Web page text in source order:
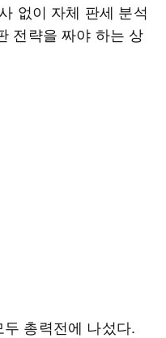
없이 자체 판세 분석
전략을 짜야 하는 상
총력전에 나섰다.